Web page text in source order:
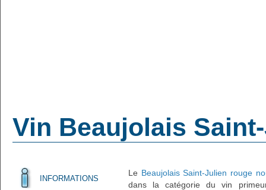
Vin Beaujolais
INFORMATIONS
Le Beaujolais Saint-Julien rouge
dans la catégorie du vin